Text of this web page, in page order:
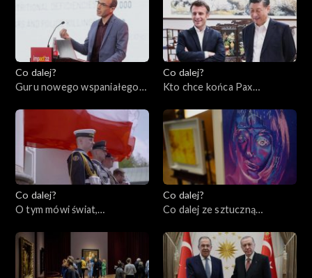
Co dalej?
Guru nowego wspaniałego
człowieczeństwa?,
Co dalej?
Kto chce końca Pax
09.05.2023
Co dalej?
O tym mówi świat,
Co dalej?
Co dalej ze sztuczną